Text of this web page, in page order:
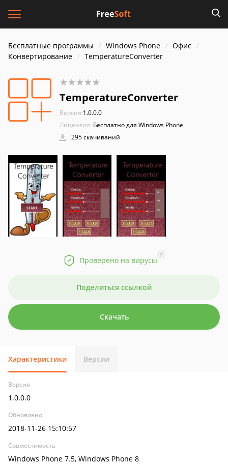
Бесплатные программы Windows Phone
Офис
Конвертирование
TemperatureConverter
TemperatureConverter
Версия:1.0.0.0
Лицензия: Бесплатно для Windows Phone
295 скачиваний
Проверено на вирусы
?
Поделиться ссылкой
Скачать
Характеристики Версии
Версия
1.0.0.0
Обновлено
2018-11-26 15:10:57
Совместимость
Windows Phone 7.5, Windows Phone 8